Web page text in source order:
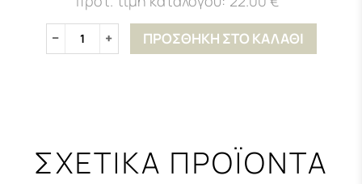
1 ΠΡΟΣΘΗΚΗ ΣΤΟ ΚΑΛΑΘΙ
ΣΧΕΤΙΚΑ ΠΡΟΪΟΝΤΑ